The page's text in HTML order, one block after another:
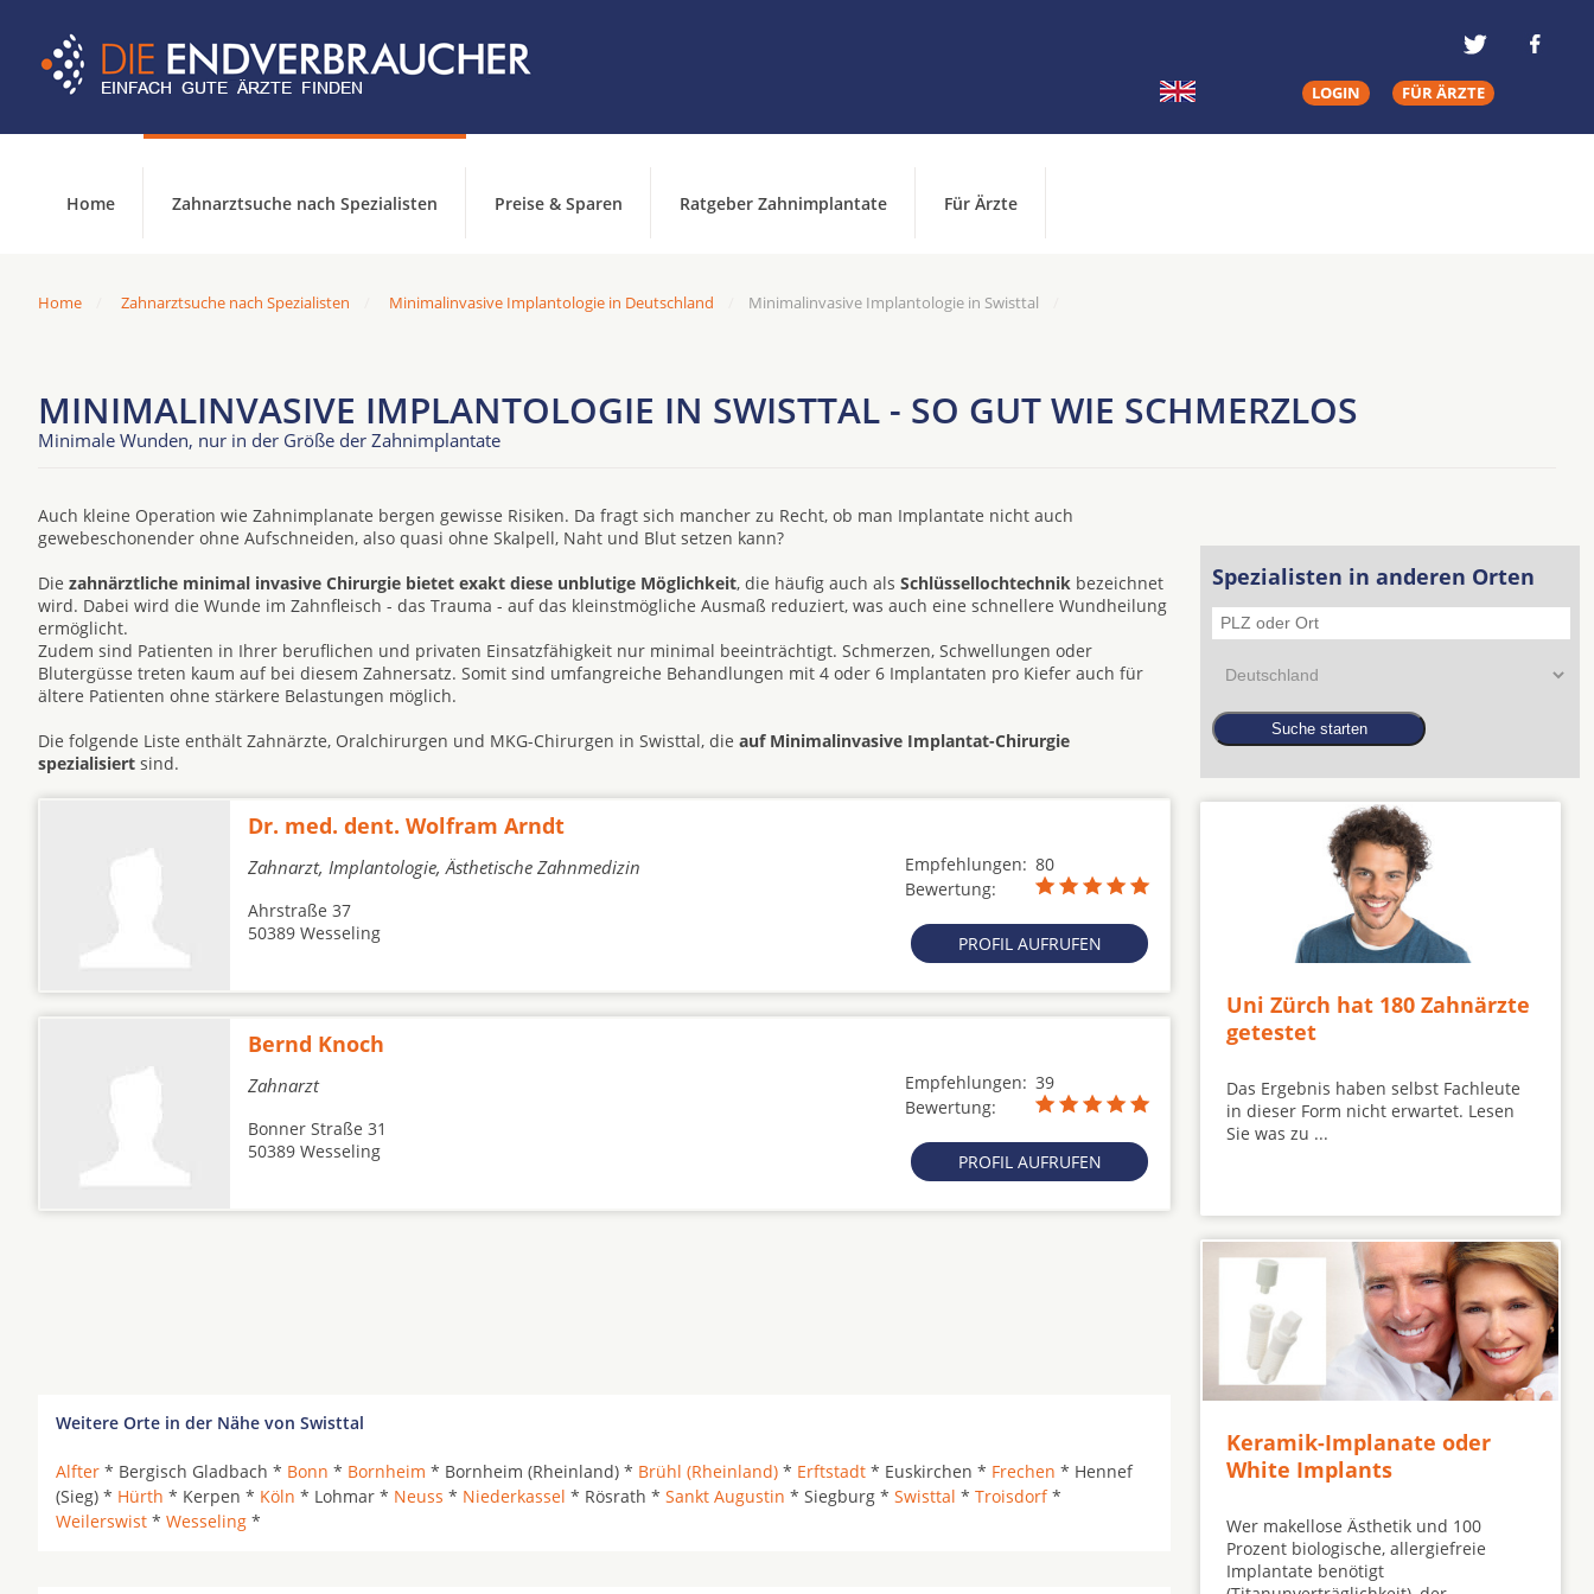
LOGIN FÜR ÄRZTE
Home Zahnarztsuche nach Spezialisten Preise & Sparen Ratgeber Zahnimplantate Für Ärzte
Home Zahnarztsuche nach Spezialisten Minimalinvasive Implantologie in Deutschland Minimalinvasive Implantologie in Swisttal
MINIMALINVASIVE IMPLANTOLOGIE IN SWISTTAL - SO GUT WIE SCHMERZLOS
Minimale Wunden, nur in der Größe der Zahnimplantate
Auch kleine Operation wie Zahnimplanate bergen gewisse Risiken. Da fragt sich mancher zu Recht, ob man Implantate nicht auch
gewebeschonender ohne Aufschneiden, also quasi ohne Skalpell, Naht und Blut setzen kann?
Die zahnärztliche minimal invasive Chirurgie bietet exakt diese unblutige Möglichkeit, die häufig auch als Schlüssellochtechnik bezeichnet
wird. Dabei wird die Wunde im Zahnfleisch - das Trauma - auf das kleinstmögliche Ausmaß reduziert, was auch eine schnellere Wundheilung
ermöglicht.
Zudem sind Patienten in Ihrer beruflichen und privaten Einsatzfähigkeit nur minimal beeinträchtigt. Schmerzen, Schwellungen oder
Blutergüsse treten kaum auf bei diesem Zahnersatz. Somit sind umfangreiche Behandlungen mit 4 oder 6 Implantaten pro Kiefer auch für
ältere Patienten ohne stärkere Belastungen möglich.
Die folgende Liste enthält Zahnärzte, Oralchirurgen und MKG-Chirurgen in Swisttal, die auf Minimalinvasive Implantat-Chirurgie
spezialisiert sind.
Dr. med. dent. Wolfram Arndt
Zahnarzt, Implantologie, Ästhetische Zahnmedizin Empfehlungen: 80
Bewertung:
PROFIL AUFRUFEN
Ahrstraße 37
50389 Wesseling
Bernd Knoch
Zahnarzt Empfehlungen: 39
Bewertung:
PROFIL AUFRUFEN
Bonner Straße 31
50389 Wesseling
Weitere Orte in der Nähe von Swisttal
Alfter * Bergisch Gladbach * Bonn * Bornheim * Bornheim (Rheinland) * Brühl (Rheinland) * Erftstadt * Euskirchen * Frechen * Hennef
(Sieg) * Hürth * Kerpen * Köln * Lohmar * Neuss * Niederkassel * Rösrath * Sankt Augustin * Siegburg * Swisttal * Troisdorf*
Weilerswist * Wesseling *
Spezialisten in anderen Orten
Uni Zürch hat 180 Zahnärzte
getestet
Das Ergebnis haben selbst Fachleute
in dieser Form nicht erwartet. Lesen
Sie was zu ...
Keramik-Implanate oder
White Implants
Wer makellose Ästhetik und 100
Prozent biologische, allergiefreie
Implantate benötigt